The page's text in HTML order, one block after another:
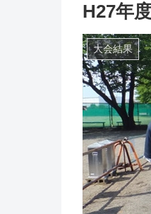
H27年
大会結果